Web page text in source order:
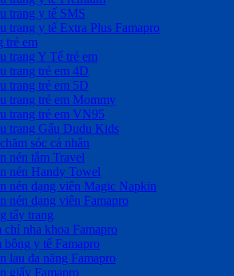
trang y tế SMS
trang y tế Extra Plus Famapro
trẻ em
trang Y Tế trẻ em
trang trẻ em 4D
trang trẻ em 5D
trang trẻ em Mommy
trang trẻ em VN95
trang Gấu Dudu Kids
sóc cá nhân
nén tắm Travel
nén Handy Towel
nén dạng viên Magic Napkin
nén dạng viên Famapro
tẩy trang
chỉ nha khoa Famapro
bông y tế Famapro
lau đa năng Famapro
giấy Famapro